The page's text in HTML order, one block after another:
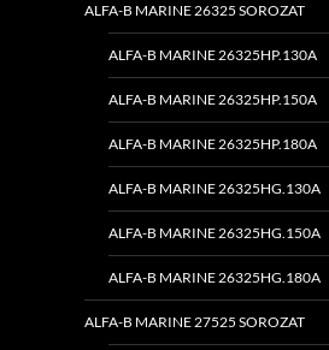
ALFA-B MARINE 26325 SOROZAT
ALFA-B MARINE 26325HP.130A
ALFA-B MARINE 26325HP.150A
ALFA-B MARINE 26325HP.180A
ALFA-B MARINE 26325HG.130A
ALFA-B MARINE 26325HG.150A
ALFA-B MARINE 26325HG.180A
ALFA-B MARINE 27525 SOROZAT